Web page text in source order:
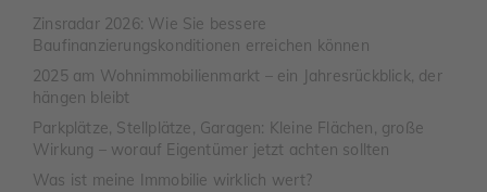
Zinsradar 2026: Wie Sie bessere
Baufinanzierungskonditionen erreichen können
2025 am Wohnimmobilienmarkt – ein Jahresrückblick, der
hängen bleibt
Parkplätze, Stellplätze, Garagen: Kleine Flächen, große
Wirkung – worauf Eigentümer jetzt achten sollten
Was ist meine Immobilie wirklich wert?